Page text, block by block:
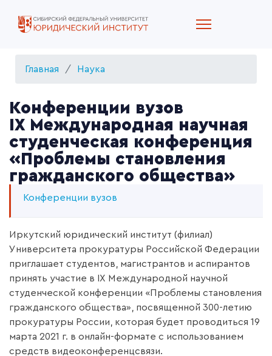
Главная Наука
Конференции вузов
IX Международная научная
студенческая конференция
«Проблемы становления
гражданского общества»
Конференции вузов
Иркутский юридический институт (филиал)
Университета прокуратуры Российской Федерации
приглашает студентов, магистрантов и аспирантов
принять участие в
IX Международной научной
студенческой конференции «Проблемы становления
гражданского общества», посвященной 300-летию
прокуратуры России, которая будет проводиться 19
марта 2021 г. в онлайн-формате с использованием
средств видеоконференцсвязи.